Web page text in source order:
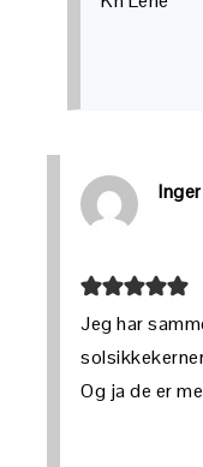
Jeg har
Og ja de er